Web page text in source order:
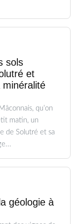
sols
et
minéralité
qu’on
matin, un
de Solutré et sa
géologie à